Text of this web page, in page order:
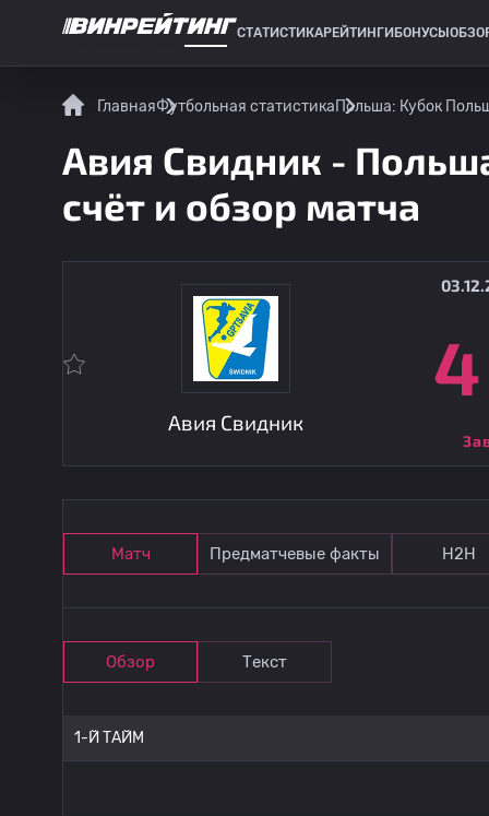
СТАТИСТИКАРЕЙТИНГИ БОНУСЫ
ГлавнаяФутбольная статистикаПольша: Кубок
Авия Свидник -
счёт и обзор матча
Авия Свидник
4
Матч Предматчевые факты Н2Н
Обзор Текст
1-Й ТАЙМ